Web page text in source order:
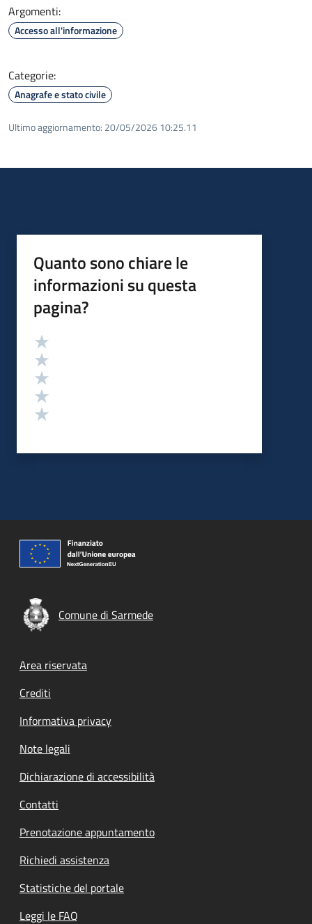
Argomenti:
Accesso all'informazione
Categorie:
Anagrafe e stato civile
Ultimo aggiornamento: 20/05/2026 10:25.11
Quanto sono chiare le
informazioni su questa
pagina?
Valutazione
Comune di Sarmede
Footer menu
Area riservata
Crediti
Informativa privacy
Note legali
Dichiarazione di accessibilità
Contatti
Prenotazione appuntamento
Richiedi assistenza
Statistiche del portale
Leggi le FAQ